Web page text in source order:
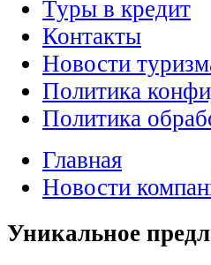
Туры в кредит
Контакты
Новости
Политика
Политика
Главная
Новости
Уникальное